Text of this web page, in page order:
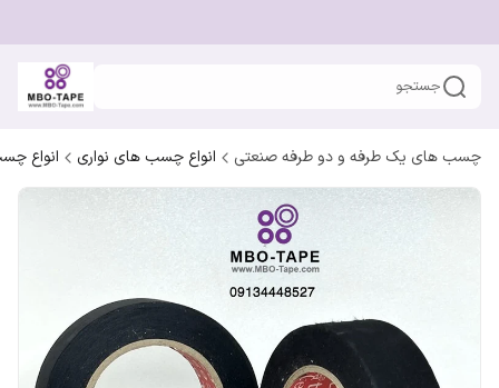
جستجو
چسب های یک طرفه و دو طرفه صنعتی انواع چسب های نواری انواع